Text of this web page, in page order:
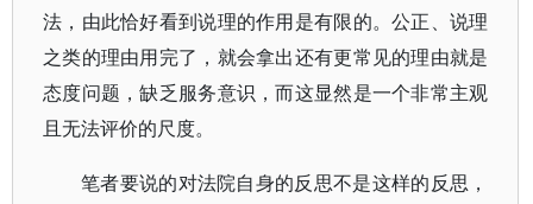
法，由此恰好看到说理的作用是有限的。公正、说理
之类的理由用完了，就会拿出还有更常见的理由就是
态度问题，缺乏服务意识，而这显然是一个非常主观
且无法评价的尺度。
笔者要说的对法院自身的反思不是这样的反思，